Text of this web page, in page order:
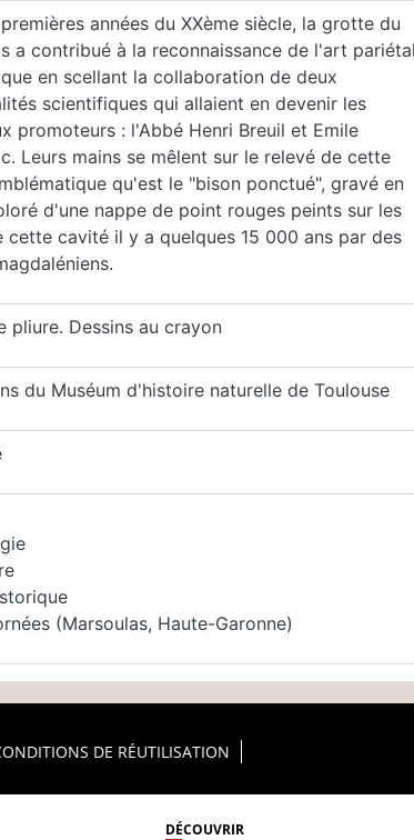
années du XXème siècle, la grotte du
a contribué à la reconnaissance de l'art
en scellant la collaboration de deux
scientifiques qui allaient en devenir les
promoteurs : l'Abbé Henri Breuil et Emile
Leurs mains se mêlent sur le relevé de cette
qu'est le "bison ponctué", gravé en
d'une nappe de point rouges peints sur les
cette cavité il y a quelques 15 000 ans par des
pliure. Dessins au crayon
du Muséum d'histoire naturelle de Toulouse
(Marsoulas, Haute-Garonne)
DE RÉUTILISATION
DÉCOUVRIR